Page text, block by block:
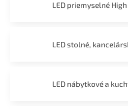
LED priemyselné
LED stolné,
LED nábytkové a